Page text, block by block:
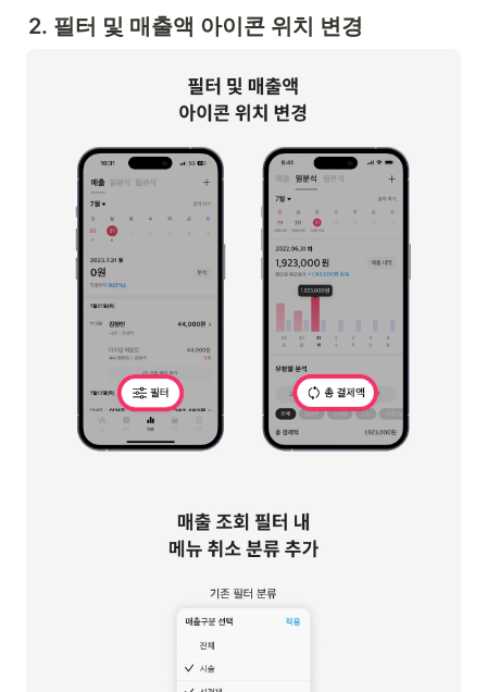
2. 필터 및 매출액 아이콘 위치 변경